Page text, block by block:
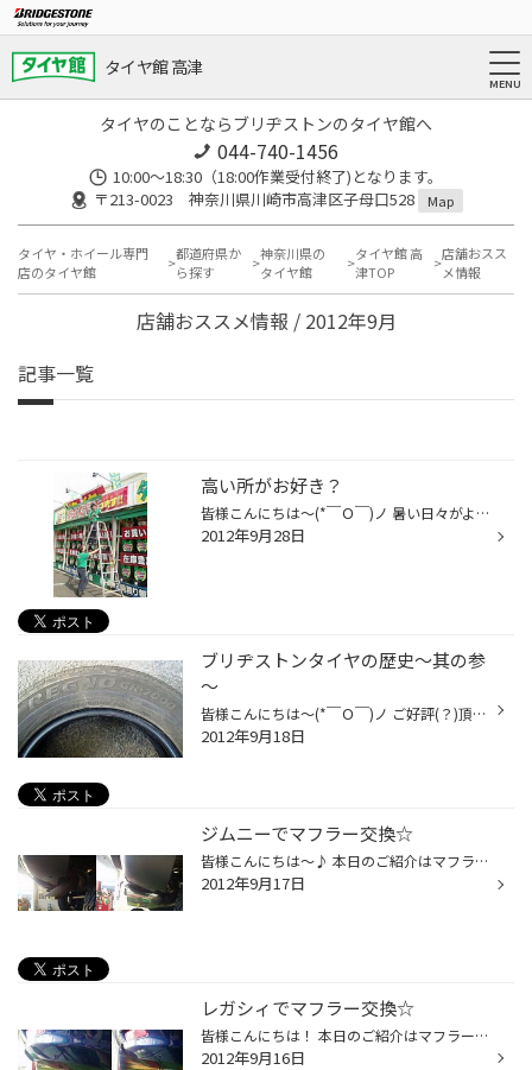
タイヤ館 高津
タイヤのことならブリヂストンのタイヤ館へ
044-740-1456
10:00～18:30（18:00作業受付終了)となります。
〒213-0023 神奈川県川崎市高津区子母口528
Map
タイヤ・ホイール専門
店のタイヤ館
都道府県か
ら探す
神奈川県の
タイヤ館
タイヤ館 高
津TOP
店舗おスス
メ情報
店舗おススメ情報 / 2012年9月
記事一覧
高い所がお好き？
皆様こんにちは～(*￣Ｏ￣)ノ 暑い日々がようやく終わりをむかえ、気温がグッと下がった・・・ かと思えば、また暑い日が来たり(;^_^A 気温の差が激しいですが、皆様どうぞ体調など崩さずお過ごし下さいませ♪ そんな天気＆気温も良い日の事。 またまたシャラックのPOPを貼り替えました！ この日の天...
2012年9月28日
ブリヂストンタイヤの歴史～其の参
～
皆様こんにちは～(*￣Ｏ￣)ノ ご好評(？)頂いてるこのコーナー(笑) 今回のご紹介は・・・ 『GR-7000』 これまた懐かしいタイヤです！ GR-7000→GR-8000→GR-9000となり、今は「GR-XT」となったレグノシリーズ。 発売年は2000年。 ミレニアム問題など色々ありましたね～(笑) 「レグノを履くと他のタイ...
2012年9月18日
ジムニーでマフラー交換☆
皆様こんにちは～♪ 本日のご紹介はマフラー交換です♪ 装着車両:スズキ ジムニー(JB23W) 装着商品:フジツボ オーソライズK 純正マフラーは下向き出口でしたが、オーソライズKはしっかり後ろ向きに。 後ろから見たら一目で「おっ、マフラー交換してるな！」というのが分かります^^ 音量も大き過ぎず、...
2012年9月17日
レガシィでマフラー交換☆
皆様こんにちは！ 本日のご紹介はマフラー交換です！ 作業車両:スバル レガシィ(BM9) 装着商品:ジースプロジェクト グランブルTi どうですか！ このマフラーの迫力は！！ 純正マフラーよりも大幅に太くなり、 テール部はチタンにより青く鈍く光っております(｡≖ฺ‿ฺ≖ฺ)ﾆﾔﾘ 音も迫力が出ました！ つい...
2012年9月16日